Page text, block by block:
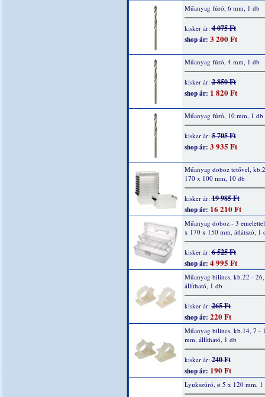
Műanyag fúró, 6 mm, 1 db
kisker ár:4 075 Ft
shop ár: 3 200 Ft
Műanyag fúró, 4 mm, 1 db
kisker ár:2 850 Ft
shop ár: 1 820 Ft
Műanyag fúró, 10 mm, 1 db
kisker ár:5 705 Ft
shop ár: 3 935 Ft
Műanyag doboz tetővel,
170 x 100 mm, 10 db
kisker ár:19 985 Ft
shop ár: 16 210 Ft
Műanyag doboz - 3
x 170 x 150 mm, átlátszó, 1
kisker ár:6 525 Ft
shop ár: 4 995 Ft
Műanyag bilincs, kb.22 -
állítható, 1 db
kisker ár:265 Ft
shop ár: 220 Ft
Műanyag bilincs, kb.14, 7 -
mm, állítható, 1 db
kisker ár:240 Ft
shop ár: 190 Ft
Lyukszúró, ø 5 x 120 mm, 1